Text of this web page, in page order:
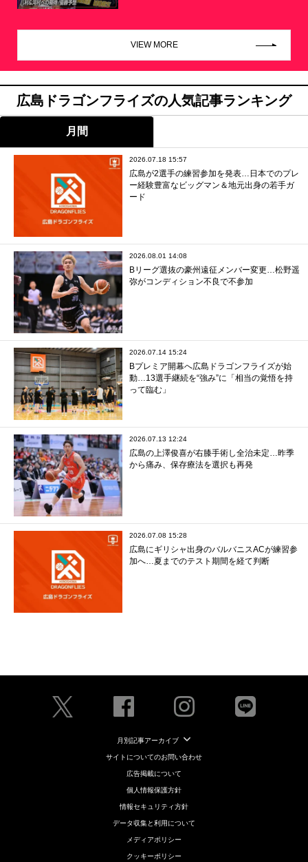
VIEW MORE
広島ドラゴンフライズの人気記事ランキング
月間
2026.07.18 15:57
広島が2選手の練習参加を発表…日本でのプレ
ー経験豊富なビッグマン＆地元出身の若手ガ
ード
2026.08.01 14:08
Bリーグ選抜の豪州遠征メンバー変更…松野遥
弥がコンディション不良で不参加
2026.07.14 15:24
Bプレミア開幕へ広島ドラゴンフライズが始
動…13選手継続を“強み”に「相当の覚悟を持
って臨む」
2026.07.13 12:24
広島の上澤俊喜が右膝手術し全治未定…昨季
から痛み、保存療法を選択も再発
2026.07.08 15:28
広島にギリシャ出身のバルバニスACが練習参
加へ…夏までのテスト期間を経て判断
月別記事アーカイブ
サイトについてのお問い合わせ
広告掲載について
個人情報保護方針
情報セキュリティ方針
データ収集と利用について
メディアポリシー
クッキーポリシー